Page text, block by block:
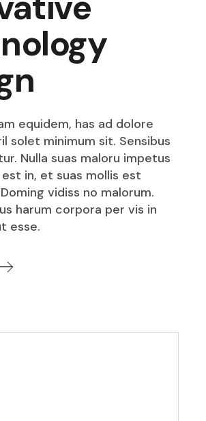
equidem, has ad dolore
solet minimum sit. Sensibus
Nulla suas maloru impetus
in, et suas mollis est
vidiss no malorum.
harum corpora per vis in
esse.